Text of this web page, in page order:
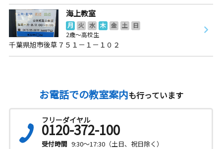
海上教室
月 火 水 木 金 土
日
2歳～高校生
千葉県旭市後草７５１－１－１０２
お電話での教室案内も行っています
フリーダイヤル
0120-372-100
受付時間 9:30～17:30（土日、祝日除く）